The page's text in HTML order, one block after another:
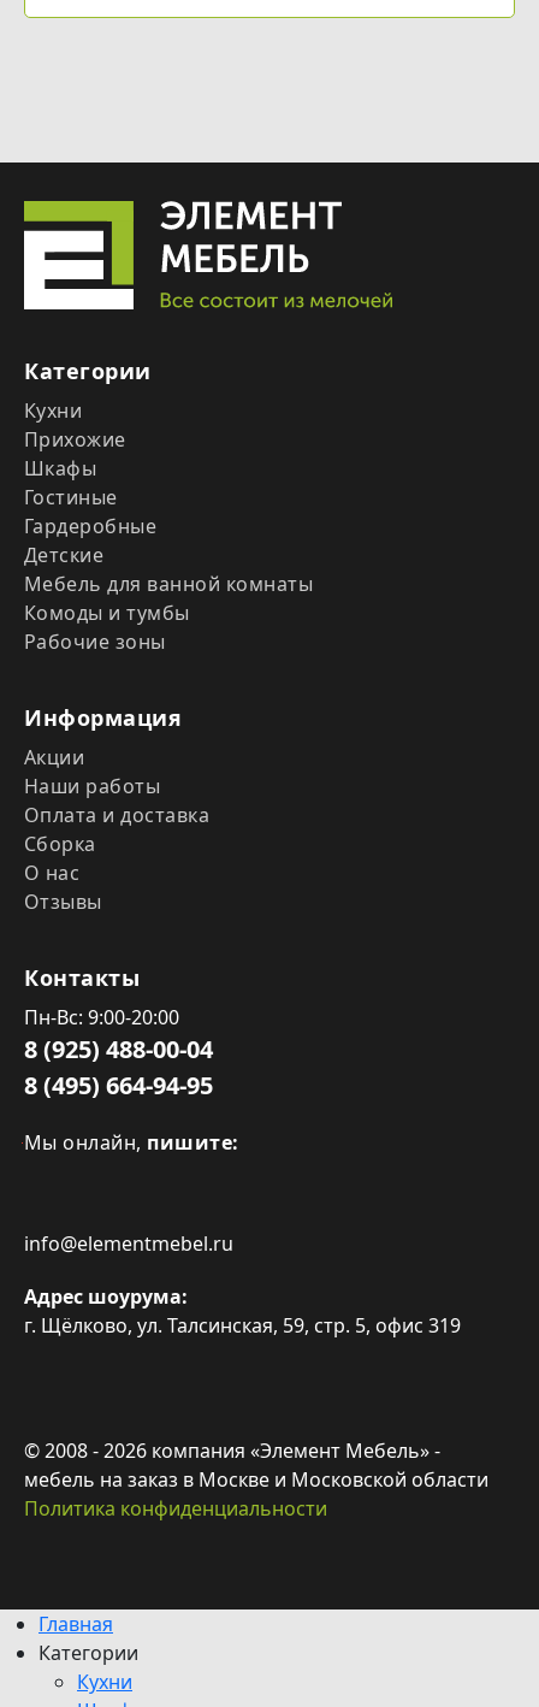
Категории
Кухни
Прихожие
Шкафы
Гостиные
Гардеробные
Детские
Мебель для ванной комнаты
Комоды и тумбы
Рабочие зоны
Информация
Акции
Наши работы
Оплата и доставка
Сборка
О нас
Отзывы
Контакты
Пн-Вс: 9:00-20:00
8 (925) 488-00-04
8 (495) 664-94-95
Мы онлайн, пишите:
info@elementmebel.ru
Адрес шоурума:
г. Щёлково, ул. Талсинская, 59, стр. 5, офис 319
© 2008 - 2026 компания «Элемент Мебель» -
мебель на заказ в Москве и Московской области
Политика конфиденциальности
Главная
Категории
Кухни